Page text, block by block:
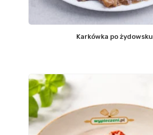
Karkówka po żydowsku